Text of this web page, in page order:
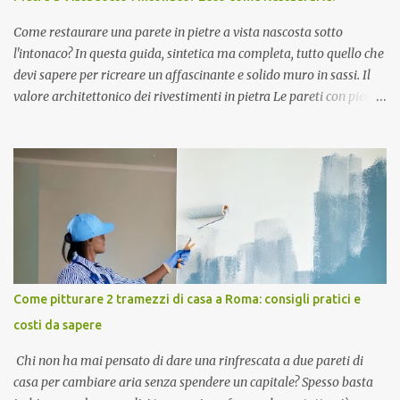
non solo la porzione di pavimento protetta...
Come restaurare una parete in pietre a vista nascosta sotto
l'intonaco? In questa guida, sintetica ma completa, tutto quello che
devi sapere per ricreare un affascinante e solido muro in sassi. Il
valore architettonico dei rivestimenti in pietra Le pareti con pietre
sapiente combinazione a incastro di sassi multicolori che
conferiscono eleganza a qualsiasi ambiente. Lo stile total natural ,
nel rispetto delle antiche tradizioni edilizie, ha sempre il suo
fascino. Le pietre a vista dalle mille forme e dai colori che mutano
con il cambiare del flusso di luce radiante durante la giornata
appagano l'occhio; d'altro canto, un rivestimento in pietra
naturale per esterni, si rivela altresì assai durevole agli agenti
atmosferici sfavorevoli, dimostrandosi come una salda e
intramontabile struttura architettonica. Pietre a v...
Come pitturare 2 tramezzi di casa a Roma: consigli pratici e
costi da sapere
Chi non ha mai pensato di dare una rinfrescata a due pareti di
casa per cambiare aria senza spendere un capitale? Spesso basta